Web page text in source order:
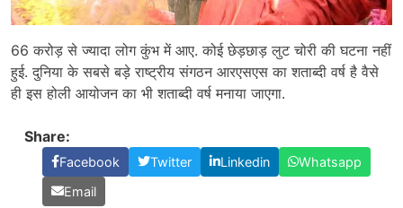
66 करोड़ से ज्यादा लोग कुंभ में आए. कोई छेड़छाड़ लुट चोरी की घटना नहीं
हुई. दुनिया के सबसे बड़े राष्ट्रीय संगठन आरएसएस का शताब्दी वर्ष है वैसे
ही इस होली आयोजन का भी शताब्दी वर्ष मनाया जाएगा.
Share:
Facebook Twitter Linkedin
Whatsapp
Email